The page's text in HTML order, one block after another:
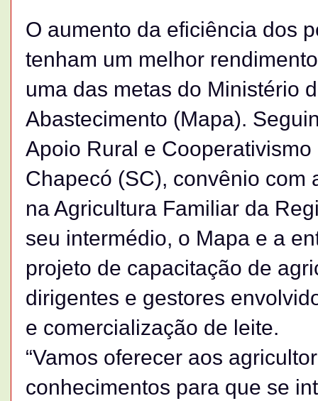
O aumento da eficiência dos
tenham um melhor
uma das metas do Ministério
Abastecimento (Mapa).
Apoio Rural e
Chapecó (SC), convênio com
na Agricultura Familiar da
seu intermédio, o Mapa e a
projeto de capacitação de
dirigentes e gestores
e comercialização de leite.
“Vamos oferecer aos
conhecimentos para que se